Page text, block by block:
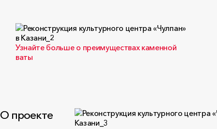
Узнайте больше о преимуществах каменной
ваты
О проекте